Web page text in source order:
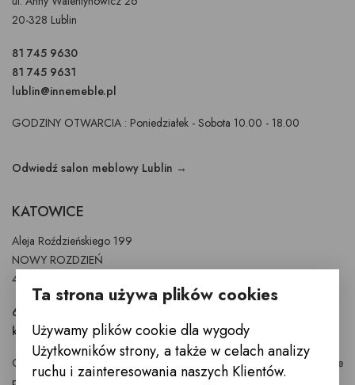
20-328 Lublin
81 745 9630
81 745 9631
lublin@innemeble.pl
GODZINY OTWARCIA : Poniedziałek - Sobota 10.00 - 18.00
Odwiedź salon meblowy Lublin →
KATOWICE
Aleja Roździeńskiego 199
NOWY ROZDZIEŃ
40-315 Katowice
697 900 251
katowice@innemeble.pl
GODZINY OTWARCIA : Poniedziałek -Sobota 10.00 - 19.00 Niedziele
pracujące 10.00 - 17.00
Ta strona używa plików cookies
Używamy plików cookie dla wygody
Użytkowników strony, a także w celach analizy
ruchu i zainteresowania naszych Klientów.